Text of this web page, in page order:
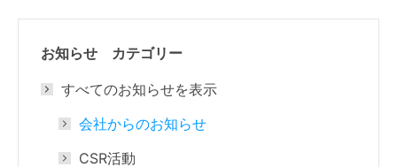
お知らせ カテゴリー
すべてのお知らせを表示
会社からのお知らせ
CSR活動